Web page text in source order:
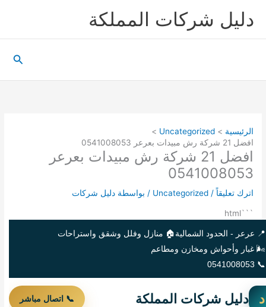
دليل شركات المملكة
الرئيسية
Uncategorized
افضل 21 شركة رش مبيدات بعرعر 0541008053
افضل 21 شركة رش مبيدات بعرعر
0541008053
اترك تعليقاً /
Uncategorized / بواسطة دليل شركات
```html
📍 عرعر - الحدود الشمالية🏠 منازل وفلل وشقق واستراحات
🌬️ غبار وأحواش ومخازن ومطاعم
📞 0541008053
د دليل شركات المملكة 📞 اتصال مباشر